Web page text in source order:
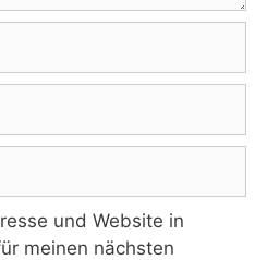
und Website in
meinen nächsten